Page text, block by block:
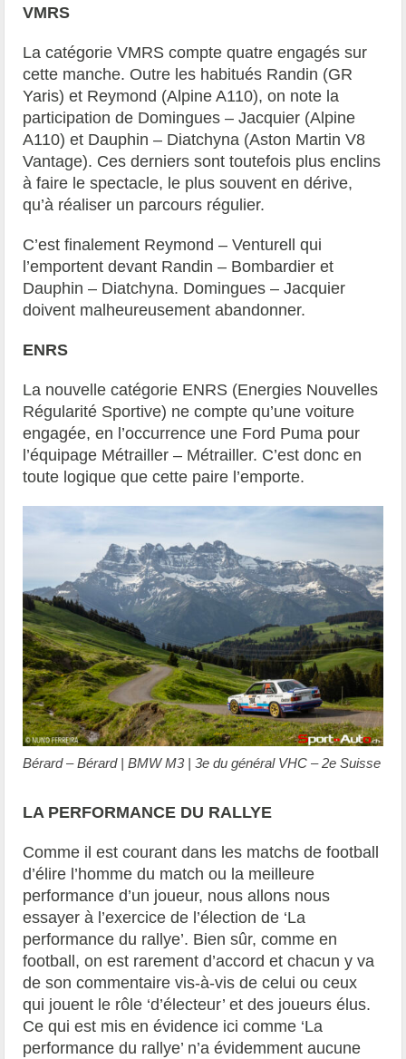
VMRS
La catégorie VMRS compte quatre engagés sur
cette manche. Outre les habitués Randin (GR
Yaris) et Reymond (Alpine A110), on note la
participation de Domingues – Jacquier (Alpine
A110) et Dauphin – Diatchyna (Aston Martin V8
Vantage). Ces derniers sont toutefois plus enclins
à faire le spectacle, le plus souvent en dérive,
qu’à réaliser un parcours régulier.
C’est finalement Reymond – Venturell qui
l’emportent devant Randin – Bombardier et
Dauphin – Diatchyna. Domingues – Jacquier
doivent malheureusement abandonner.
ENRS
La nouvelle catégorie ENRS (Energies Nouvelles
Régularité Sportive) ne compte qu’une voiture
engagée, en l’occurrence une Ford Puma pour
l’équipage Métrailler – Métrailler. C’est donc en
toute logique que cette paire l’emporte.
Bérard – Bérard | BMW M3 | 3e du général VHC – 2e Suisse
LA PERFORMANCE DU RALLYE
Comme il est courant dans les matchs de football
d’élire l’homme du match ou la meilleure
performance d’un joueur, nous allons nous
essayer à l’exercice de l’élection de ‘La
performance du rallye’. Bien sûr, comme en
football, on est rarement d’accord et chacun y va
de son commentaire vis-à-vis de celui ou ceux
qui jouent le rôle ‘d’électeur’ et des joueurs élus.
Ce qui est mis en évidence ici comme ‘La
performance du rallye’ n’a évidemment aucune